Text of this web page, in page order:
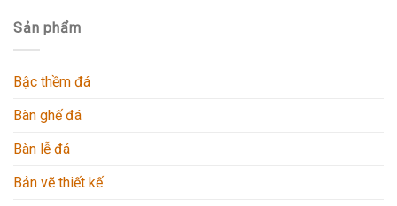
Sản phẩm
Bậc thềm đá
Bàn ghế đá
Bàn lễ đá
Bản vẽ thiết kế